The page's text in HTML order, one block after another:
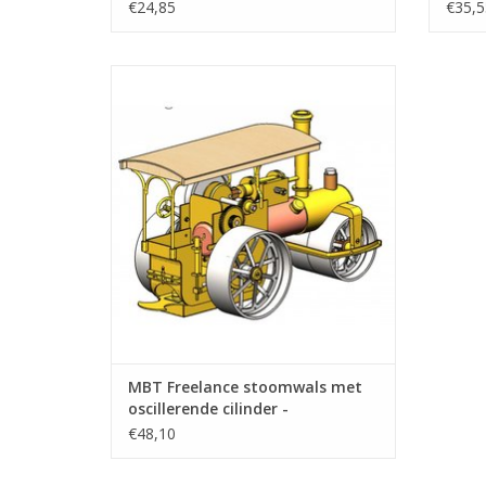
€24,85
TOEVOEGEN AAN WINKELWAGEN
MBT Freelance stoomwals met
oscillerende cilinder -
Bouwtekening Schaal 1 : XX
€48,10